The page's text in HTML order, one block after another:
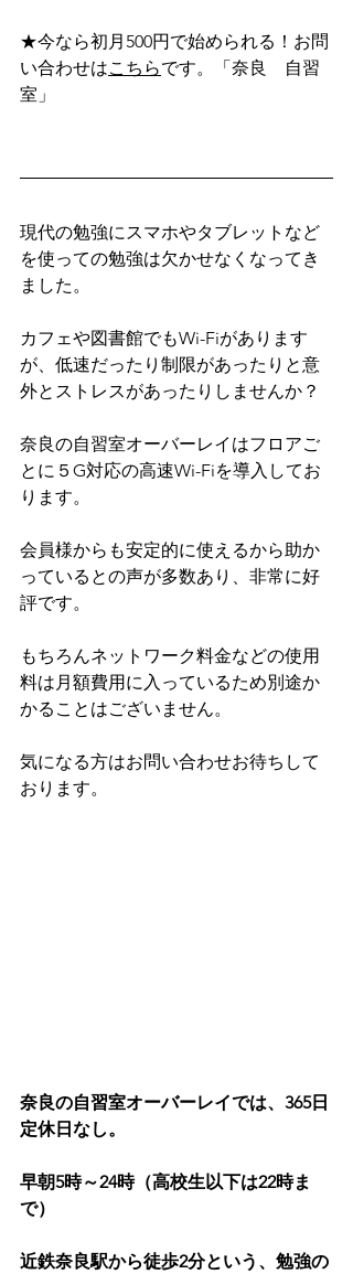
★今なら初月500円で始められる！お問
い合わせはこちらです。「奈良　自習
室」
現代の勉強にスマホやタブレットなど
を使っての勉強は欠かせなくなってき
ました。
カフェや図書館でもWi-Fiがあります
が、低速だったり制限があったりと意
外とストレスがあったりしませんか？
奈良の自習室オーバーレイはフロアご
とに５G対応の高速Wi-Fiを導入してお
ります。
会員様からも安定的に使えるから助か
っているとの声が多数あり、非常に好
評です。
もちろんネットワーク料金などの使用
料は月額費用に入っているため別途か
かることはございません。
気になる方はお問い合わせお待ちして
おります。
奈良の自習室オーバーレイでは、365日
定休日なし。
早朝5時～24時（高校生以下は22時ま
で）
近鉄奈良駅から徒歩2分という、勉強の